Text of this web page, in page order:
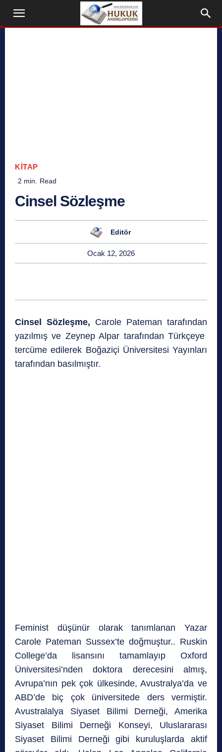
KITAP
2 min. Read
Cinsel Sözleşme
Editör
Ocak 12, 2026
Cinsel Sözleşme, Carole Pateman tarafından
yazılmış ve Zeynep Alpar tarafından Türkçeye
tercüme edilerek Boğaziçi Üniversitesi Yayınları
tarafından basılmıştır.
Feminist düşünür olarak tanımlanan Yazar
Carole Pateman Sussex’te doğmuştur.. Ruskin
College’da lisansını tamamlayıp Oxford
Üniversitesi’nden doktora derecesini almış,
Avrupa’nın pek çok ülkesinde, Avustralya’da ve
ABD’de biç çok üniversitede ders vermiştir.
Avustralalya Siyaset Bilimi Derneği, Amerika
Siyaset Bilimi Derneği Konseyi, Uluslararası
Siyaset Bilimi Derneği gibi kuruluşlarda aktif